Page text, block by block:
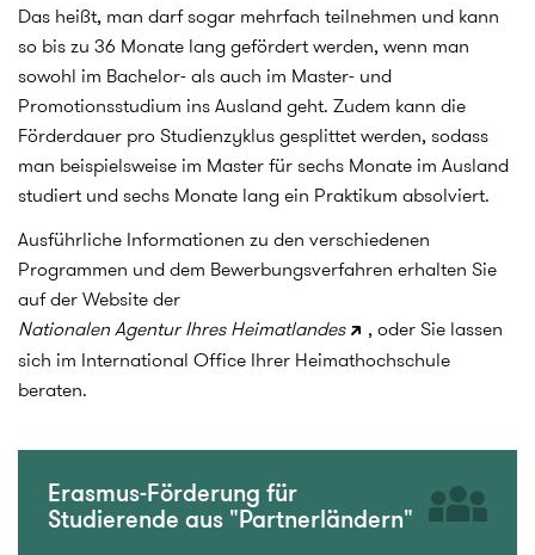
Das heißt, man darf sogar mehrfach teilnehmen und kann
so bis zu 36 Monate lang gefördert werden, wenn man
sowohl im Bachelor- als auch im Master- und
Promotionsstudium ins Ausland geht. Zudem kann die
Förderdauer pro Studienzyklus gesplittet werden, sodass
man beispielsweise im Master für sechs Monate im Ausland
studiert und sechs Monate lang ein Praktikum absolviert.
Ausführliche Informationen zu den verschiedenen
Programmen und dem Bewerbungsverfahren erhalten Sie
auf der Website der
Nationalen Agentur Ihres Heimatlandes
, oder Sie lassen
sich im International Office Ihrer Heimathochschule
beraten.
Erasmus-Förderung für
Studierende aus "Partnerländern"